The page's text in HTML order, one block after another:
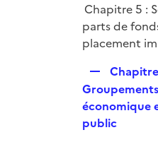
Chapitre 5 :
parts de
placement
e
p
l
économique
public